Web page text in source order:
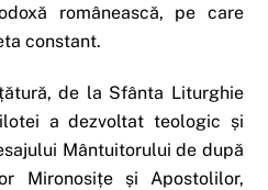
românească, pe care
constant.
de la Sfânta Liturghie
a dezvoltat teologic și
Mântuitorului de după
Mironosițe și Apostolilor,